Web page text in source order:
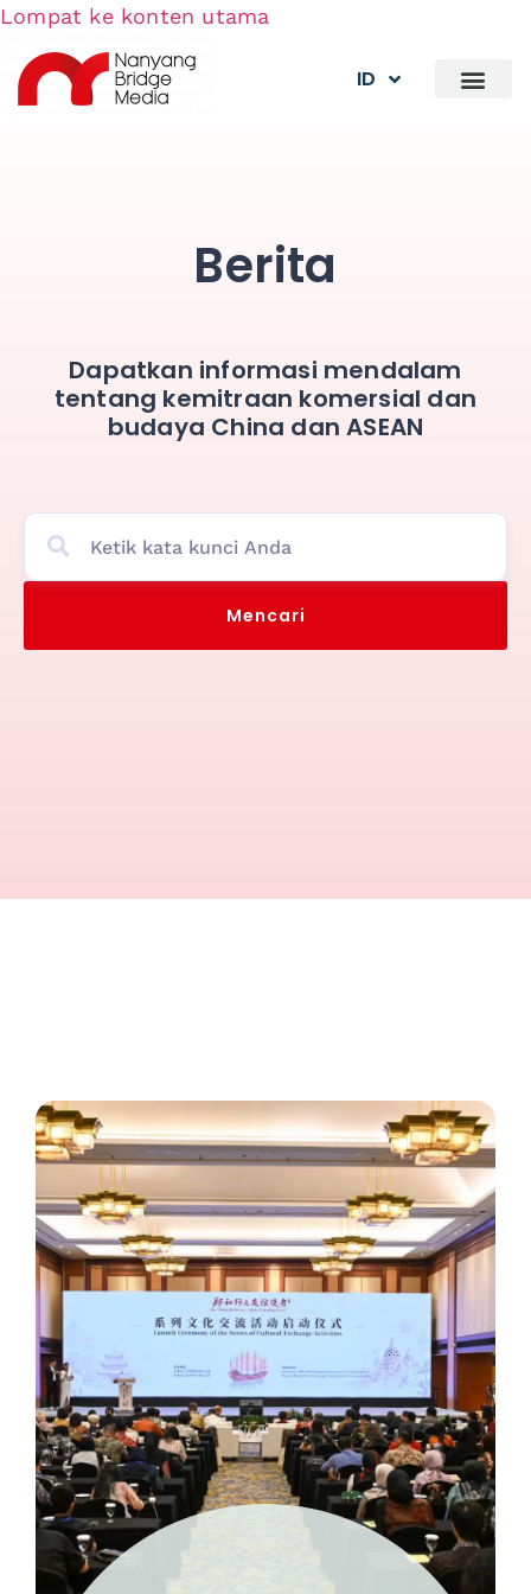
Lompat ke konten utama
ID
Berita
Dapatkan informasi mendalam
tentang kemitraan komersial dan
budaya China dan ASEAN
Mencari